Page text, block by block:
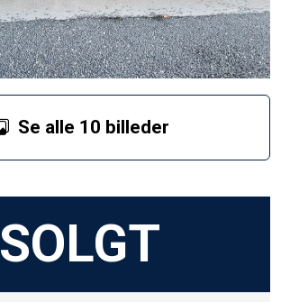
Se alle 10 billeder
SOLGT